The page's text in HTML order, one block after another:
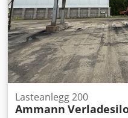
Lasteanlegg 200
Ammann